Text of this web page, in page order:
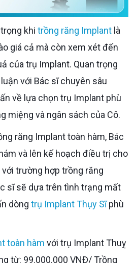
trọng khi trồng răng Implant là
giá cả mà còn xem xét đến
của trụ Implant. Quan trọng
với Bác sĩ chuyên sâu
về lựa chọn trụ Implant phù
miệng và ngân sách của Cô.
và lên kế hoạch điều trị cho
trường hợp trồng răng
sĩ sẽ dựa trên tình trạng mất
dòng trụ Implant Thụy Sĩphù
toàn hàm với trụ Implant Thuỵ
từ: 99.000.000 VNĐ/ Trồng